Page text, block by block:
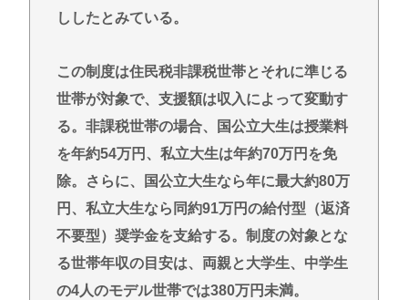
思う？
Powered by livedoor 相互RSS
ししたとみている。
この制度は住民税非課税世帯とそれに準じる
世帯が対象で、支援額は収入によって変動す
る。非課税世帯の場合、国公立大生は授業料
を年約54万円、私立大生は年約70万円を免
除。さらに、国公立大生なら年に最大約80万
円、私立大生なら同約91万円の給付型（返済
不要型）奨学金を支給する。制度の対象とな
る世帯年収の目安は、両親と大学生、中学生
の4人のモデル世帯では380万円未満。